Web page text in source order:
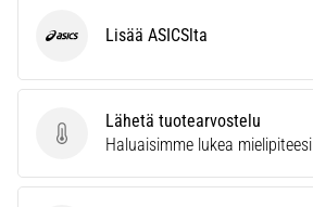
Lähetä tuotearvostelu
Lähetä tuotearvostelu
Haluaisimme lukea mielipiteesi
ASICS Lisää ASICSlta